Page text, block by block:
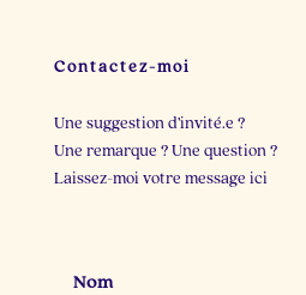
Contactez-moi
Une suggestion d’invité.e ?
Une remarque ? Une question ?
Laissez-moi votre message ici